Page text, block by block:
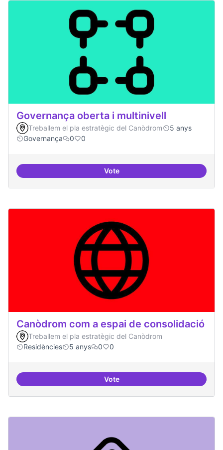
Governança oberta i multinivell
Treballem el pla estratègic del Canòdrom
5 anys
Governança
0 0
VoteGovernança oberta i multinivell
Canòdrom com a espai de consolidació
Treballem el pla estratègic del Canòdrom
Residències
5 anys 0 0
VoteCanòdrom com a espai de